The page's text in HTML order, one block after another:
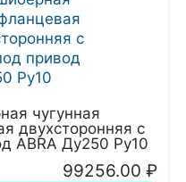
чугунная
двухсторонняя с
ABRA Ду250 Ру10
99256.00 ₽